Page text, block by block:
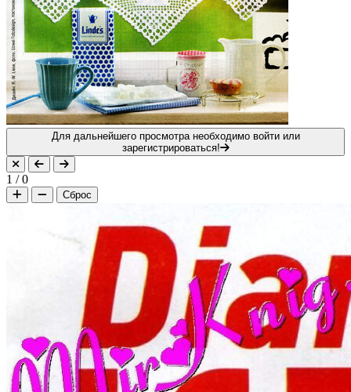
Для дальнейшего просмотра необходимо войти или
зарегистрироваться!
1 /0
Сброс